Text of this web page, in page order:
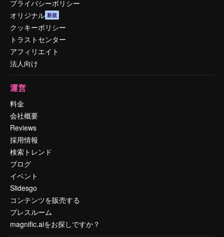
プライバシーポリシー
オリジナル 新規
クッキーポリシー
トラストセンター
アフィリエイト
法人向け
運営
料金
会社概要
Reviews
採用情報
検索トレンド
ブログ
イベント
Slidesgo
コンテンツを販売する
プレスルーム
magnific.aiをお探しですか？